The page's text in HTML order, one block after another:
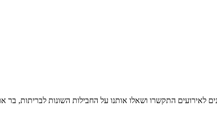
לאירועים התקשרו ושאלו אותנו על החבילות השונות לבריתות, בר